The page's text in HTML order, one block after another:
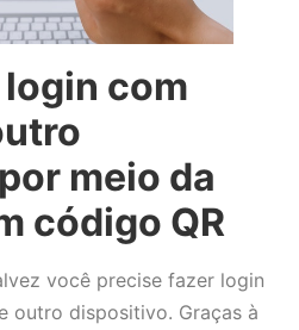
com
meio da
código QR
você precise fazer login
outro dispositivo. Graças à